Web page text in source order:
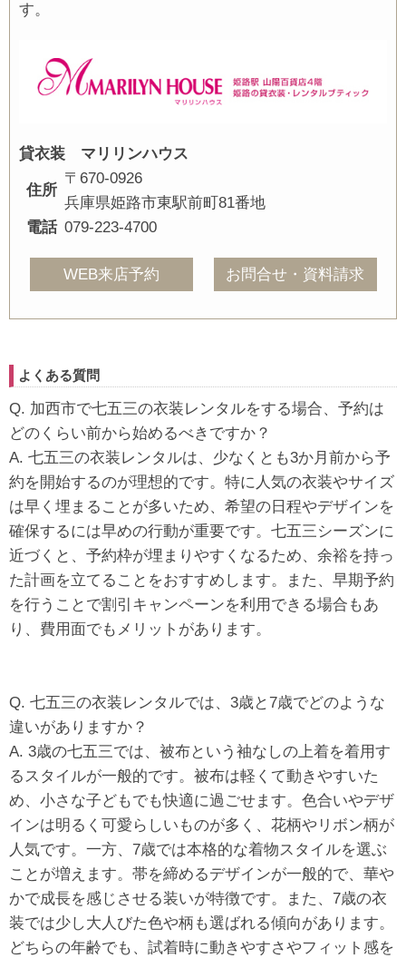
す。
貸衣装 マリリンハウス
住所
〒670-0926
兵庫県姫路市東駅前町81番地
電話 079-223-4700
WEB来店予約 お問合せ・資料請求
よくある質問
Q. 加西市で七五三の衣装レンタルをする場合、予約は
どのくらい前から始めるべきですか？
A. 七五三の衣装レンタルは、少なくとも3か月前から予
約を開始するのが理想的です。特に人気の衣装やサイズ
は早く埋まることが多いため、希望の日程やデザインを
確保するには早めの行動が重要です。七五三シーズンに
近づくと、予約枠が埋まりやすくなるため、余裕を持っ
た計画を立てることをおすすめします。また、早期予約
を行うことで割引キャンペーンを利用できる場合もあ
り、費用面でもメリットがあります。
Q. 七五三の衣装レンタルでは、3歳と7歳でどのような
違いがありますか？
A. 3歳の七五三では、被布という袖なしの上着を着用す
るスタイルが一般的です。被布は軽くて動きやすいた
め、小さな子どもでも快適に過ごせます。色合いやデザ
インは明るく可愛らしいものが多く、花柄やリボン柄が
人気です。一方、7歳では本格的な着物スタイルを選ぶ
ことが増えます。帯を締めるデザインが一般的で、華や
かで成長を感じさせる装いが特徴です。また、7歳の衣
装では少し大人びた色や柄も選ばれる傾向があります。
どちらの年齢でも、試着時に動きやすさやフィット感を